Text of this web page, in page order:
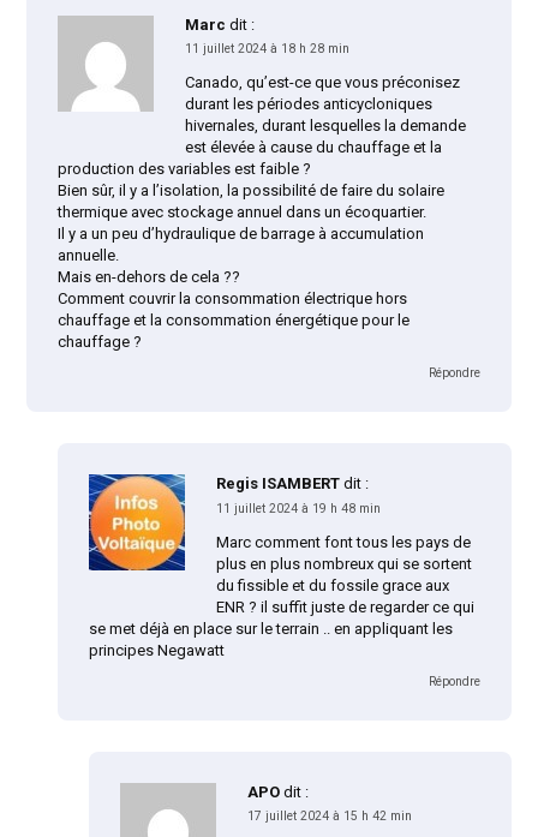
Marc dit :
11 juillet 2024 à 18 h 28 min
Canado, qu’est-ce que vous préconisez
durant les périodes anticycloniques
hivernales, durant lesquelles la demande
est élevée à cause du chauffage et la
production des variables est faible ?
Bien sûr, il y a l’isolation, la possibilité de faire du solaire
thermique avec stockage annuel dans un écoquartier.
Il y a un peu d’hydraulique de barrage à accumulation
annuelle.
Mais en-dehors de cela ??
Comment couvrir la consommation électrique hors
chauffage et la consommation énergétique pour le
chauffage ?
Répondre
Regis ISAMBERT dit :
11 juillet 2024 à 19 h 48 min
Marc comment font tous les pays de
plus en plus nombreux qui se sortent
du fissible et du fossile grace aux
ENR ? il suffit juste de regarder ce qui
se met déjà en place sur le terrain .. en appliquant les
principes Negawatt
Répondre
APO dit :
17 juillet 2024 à 15 h 42 min